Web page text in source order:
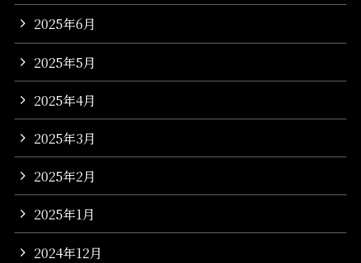
2025年6月
2025年5月
2025年4月
2025年3月
2025年2月
2025年1月
2024年12月